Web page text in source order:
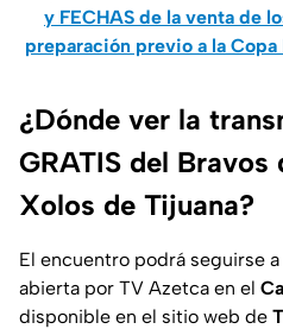
y FECHAS de la venta de
preparación previo a la
¿Dónde ver la
GRATIS del Bravos
Xolos de Tijuana?
El encuentro podrá seguirse
abierta por TV Azetca en el
disponible en el sitio web de